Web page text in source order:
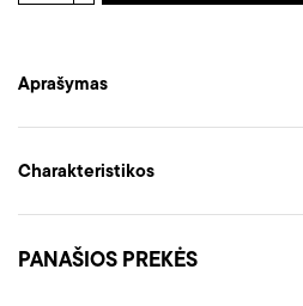
Aprašymas
Charakteristikos
PANAŠIOS PREKĖS